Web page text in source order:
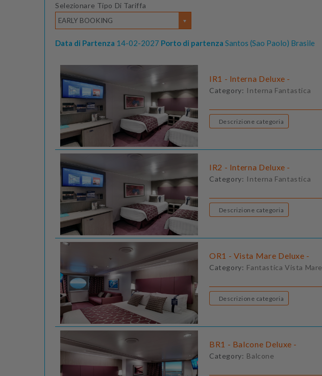
Selezionare Tipo Di Tariffa
EARLY BOOKING
Data di Partenza 14-02-2027 Porto di partenza Santos (Sao Paolo) Brasile
IR1 - Interna Deluxe -
Category: Interna Fantastica
Descrizione categoria
IR2 - Interna Deluxe -
Category: Interna Fantastica
Descrizione categoria
OR1 - Vista Mare Deluxe -
Category: Fantastica Vista Mare
Descrizione categoria
BR1 - Balcone Deluxe -
Category: Balcone